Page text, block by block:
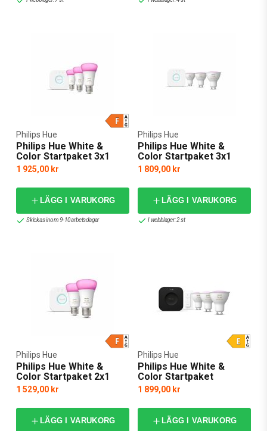
Philips Hue White &
Color Startpaket 3x1
Philips Hue
1 925,00 kr
LÄGG I VARUKORG
Skickas inom 9-10 arbetsdagar
Philips Hue White &
Color Startpaket 3x1
Philips Hue
1 809,00 kr
LÄGG I VARUKORG
I webblager: 2 st
Philips Hue White &
Color Startpaket 2x1
Philips Hue
1 529,00 kr
LÄGG I VARUKORG
Philips Hue White &
Color Startpaket
Philips Hue
1 899,00 kr
LÄGG I VARUKORG